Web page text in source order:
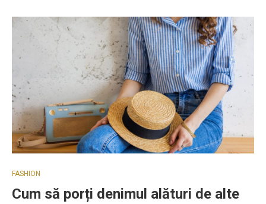
FASHION
Cum să porți denimul alături de alte